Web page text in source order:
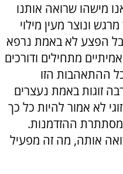
מישהו שרואה אותנו
ונוצר מעין מילוי
הפצע לא באמת נרפא
מתחילים ודורכים
ההתאהבות הזו
זוגות באמת נעצרים
לא אמור להיות כל כך
ההזדמנות.
אותה, מה זה מפעיל